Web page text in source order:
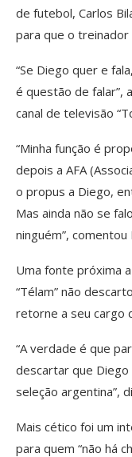
de futebol, Carlos
para que o
“Se Diego quer e
é questão de falar”,
canal de televisão
“Minha função é
depois a AFA
o propus a Diego,
Mas ainda não se
ninguém”, comentou
Uma fonte próxima
“Télam” não
retorne a seu cargo
“A verdade é que
descartar que
seleção argentina”,
Mais cético foi um
para quem “não há